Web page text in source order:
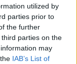
utilized by
parties prior to
the further
parties on the
may
IAB’s List of
la organización
“A veces
Tenemos que